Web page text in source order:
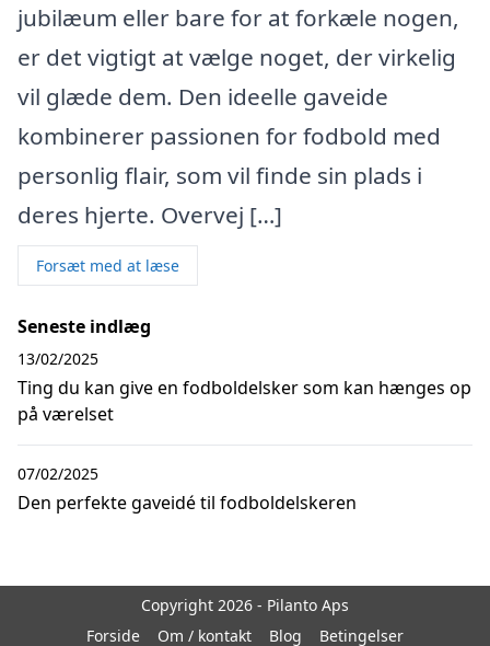
jubilæum eller bare for at forkæle nogen,
er det vigtigt at vælge noget, der virkelig
vil glæde dem. Den ideelle gaveide
kombinerer passionen for fodbold med
personlig flair, som vil finde sin plads i
deres hjerte. Overvej […]
Forsæt med at læse
Seneste indlæg
Ting du kan give en fodboldelsker som kan hænges op
på værelset
13/02/2025
Den perfekte gaveidé til fodboldelskeren
07/02/2025
Copyright 2026 - Pilanto Aps
Forside
Om / kontakt Blog Betingelser